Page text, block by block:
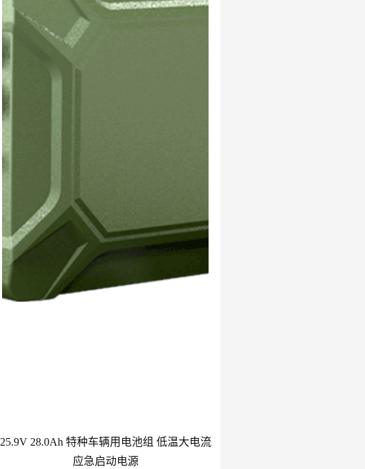
25.9V 28.0Ah 特种车辆用电池组 低温大电流
应急启动电源